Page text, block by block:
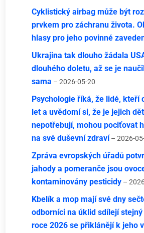
Cyklistický airbag může být
prvkem pro záchranu života.
hlasy pro jeho povinné
Ukrajina tak dlouho žádala
dlouhého doletu, až se je
sama – 2026-05-20
Psychologie říká, že lidé, kteří
let a uvědomí si, že je jejich
nepotřebují, mohou pociťovat
na své duševní zdraví – 2026-
Zpráva evropských úřadů
jahody a pomeranče jsou
kontaminovány pesticidy –
Kbelík a mop mají své dny
odborníci na úklid sdílejí
roce 2026 se přiklánějí k jeho